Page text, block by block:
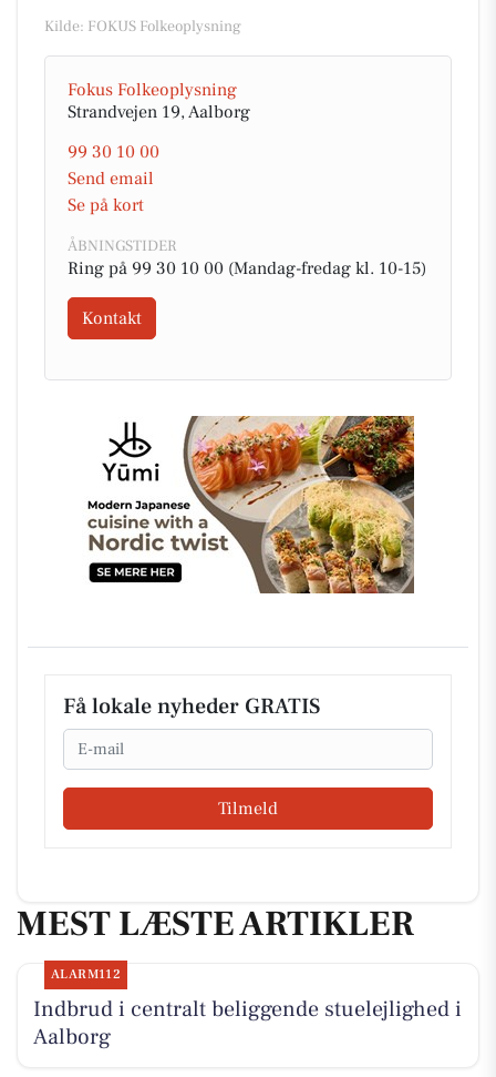
Kilde: FOKUS Folkeoplysning
Fokus Folkeoplysning
Strandvejen 19, Aalborg
99 30 10 00
Send email
Se på kort
ÅBNINGSTIDER
Ring på 99 30 10 00 (Mandag-fredag kl. 10-15)
Kontakt
Få lokale nyheder GRATIS
Email
Tilmeld
MEST LÆSTE ARTIKLER
ALARM112
Indbrud i centralt beliggende stuelejlighed i
Aalborg